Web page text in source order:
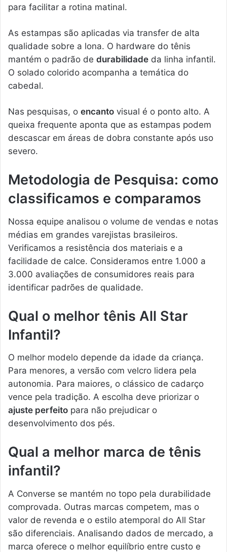
para facilitar a rotina matinal.
As estampas são aplicadas via transfer de alta
qualidade sobre a lona. O hardware do tênis
mantém o padrão de durabilidade da linha infantil.
O solado colorido acompanha a temática do
cabedal.
Nas pesquisas, o encanto visual é o ponto alto. A
queixa frequente aponta que as estampas podem
descascar em áreas de dobra constante após uso
severo.
Metodologia de Pesquisa: como
classificamos e comparamos
Nossa equipe analisou o volume de vendas e notas
médias em grandes varejistas brasileiros.
Verificamos a resistência dos materiais e a
facilidade de calce. Consideramos entre 1.000 a
3.000 avaliações de consumidores reais para
identificar padrões de qualidade.
Qual o melhor tênis All Star
Infantil?
O melhor modelo depende da idade da criança.
Para menores, a versão com velcro lidera pela
autonomia. Para maiores, o clássico de cadarço
vence pela tradição. A escolha deve priorizar o
ajuste perfeito para não prejudicar o
desenvolvimento dos pés.
Qual a melhor marca de tênis
infantil?
A Converse se mantém no topo pela durabilidade
comprovada. Outras marcas competem, mas o
valor de revenda e o estilo atemporal do All Star
são diferenciais. Analisando dados de mercado, a
marca oferece o melhor equilíbrio entre custo e